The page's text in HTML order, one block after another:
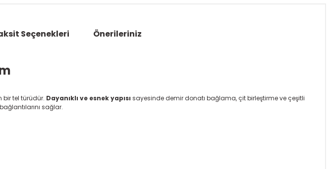
Seçenekleri Önerileriniz
bir tel türüdür. Dayanıklı ve esnek yapısı sayesinde demir donatı bağlama, çit birleştirme ve çeşitli
sağlar.